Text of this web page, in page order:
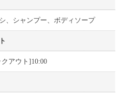
、シャンプー、ボディソープ
アウト]10:00